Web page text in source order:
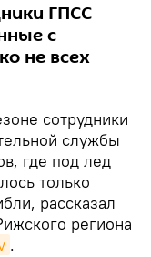
ГПСС
с
не всех
сотрудники
службы
где под лед
только
рассказал
региона
.